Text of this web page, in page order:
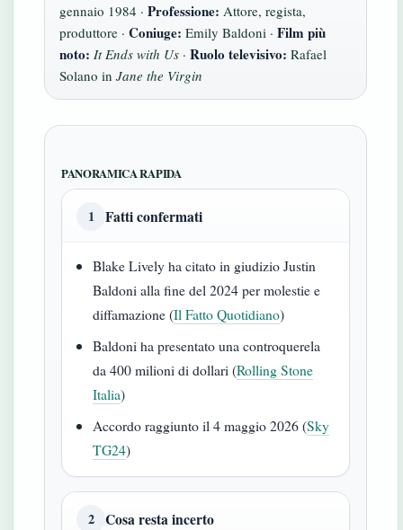
gennaio 1984 · Professione: Attore, regista,
produttore · Coniuge: Emily Baldoni · Film più
noto: It Ends with Us · Ruolo televisivo: Rafael
Solano in Jane the Virgin
PANORAMICA RAPIDA
1 Fatti confermati
Blake Lively ha citato in giudizio Justin
Baldoni alla fine del 2024 per molestie e
diffamazione (Il Fatto Quotidiano)
Baldoni ha presentato una controquerela
da 400 milioni di dollari (Rolling Stone
Italia)
Accordo raggiunto il 4 maggio 2026 (Sky
TG24)
2 Cosa resta incerto